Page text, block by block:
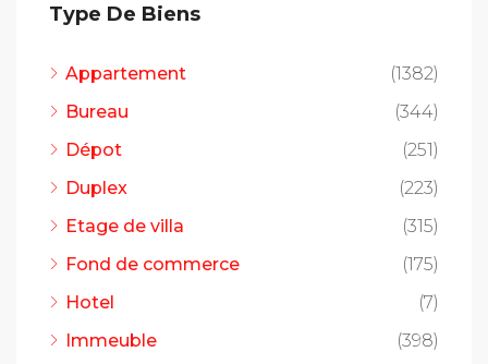
Type De Biens
Appartement
(1382)
Bureau
(344)
Dépot
(251)
Duplex
(223)
Etage de villa
(315)
Fond de commerce
(175)
Hotel
(7)
Immeuble
(398)